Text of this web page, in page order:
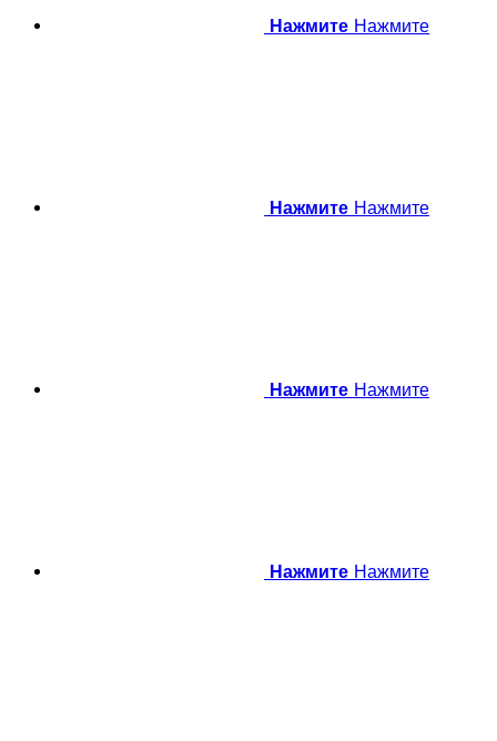
Нажмите Нажмите
Нажмите Нажмите
Нажмите Нажмите
Нажмите Нажмите